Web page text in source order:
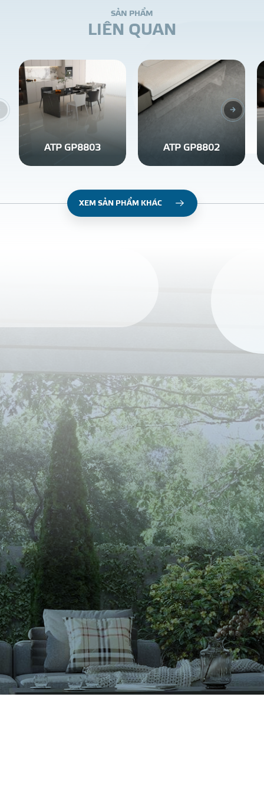
SẢN PHẨM
LIÊN QUAN
ATP GP8803 ATP GP8802
XEM SẢN PHẨM KHÁC